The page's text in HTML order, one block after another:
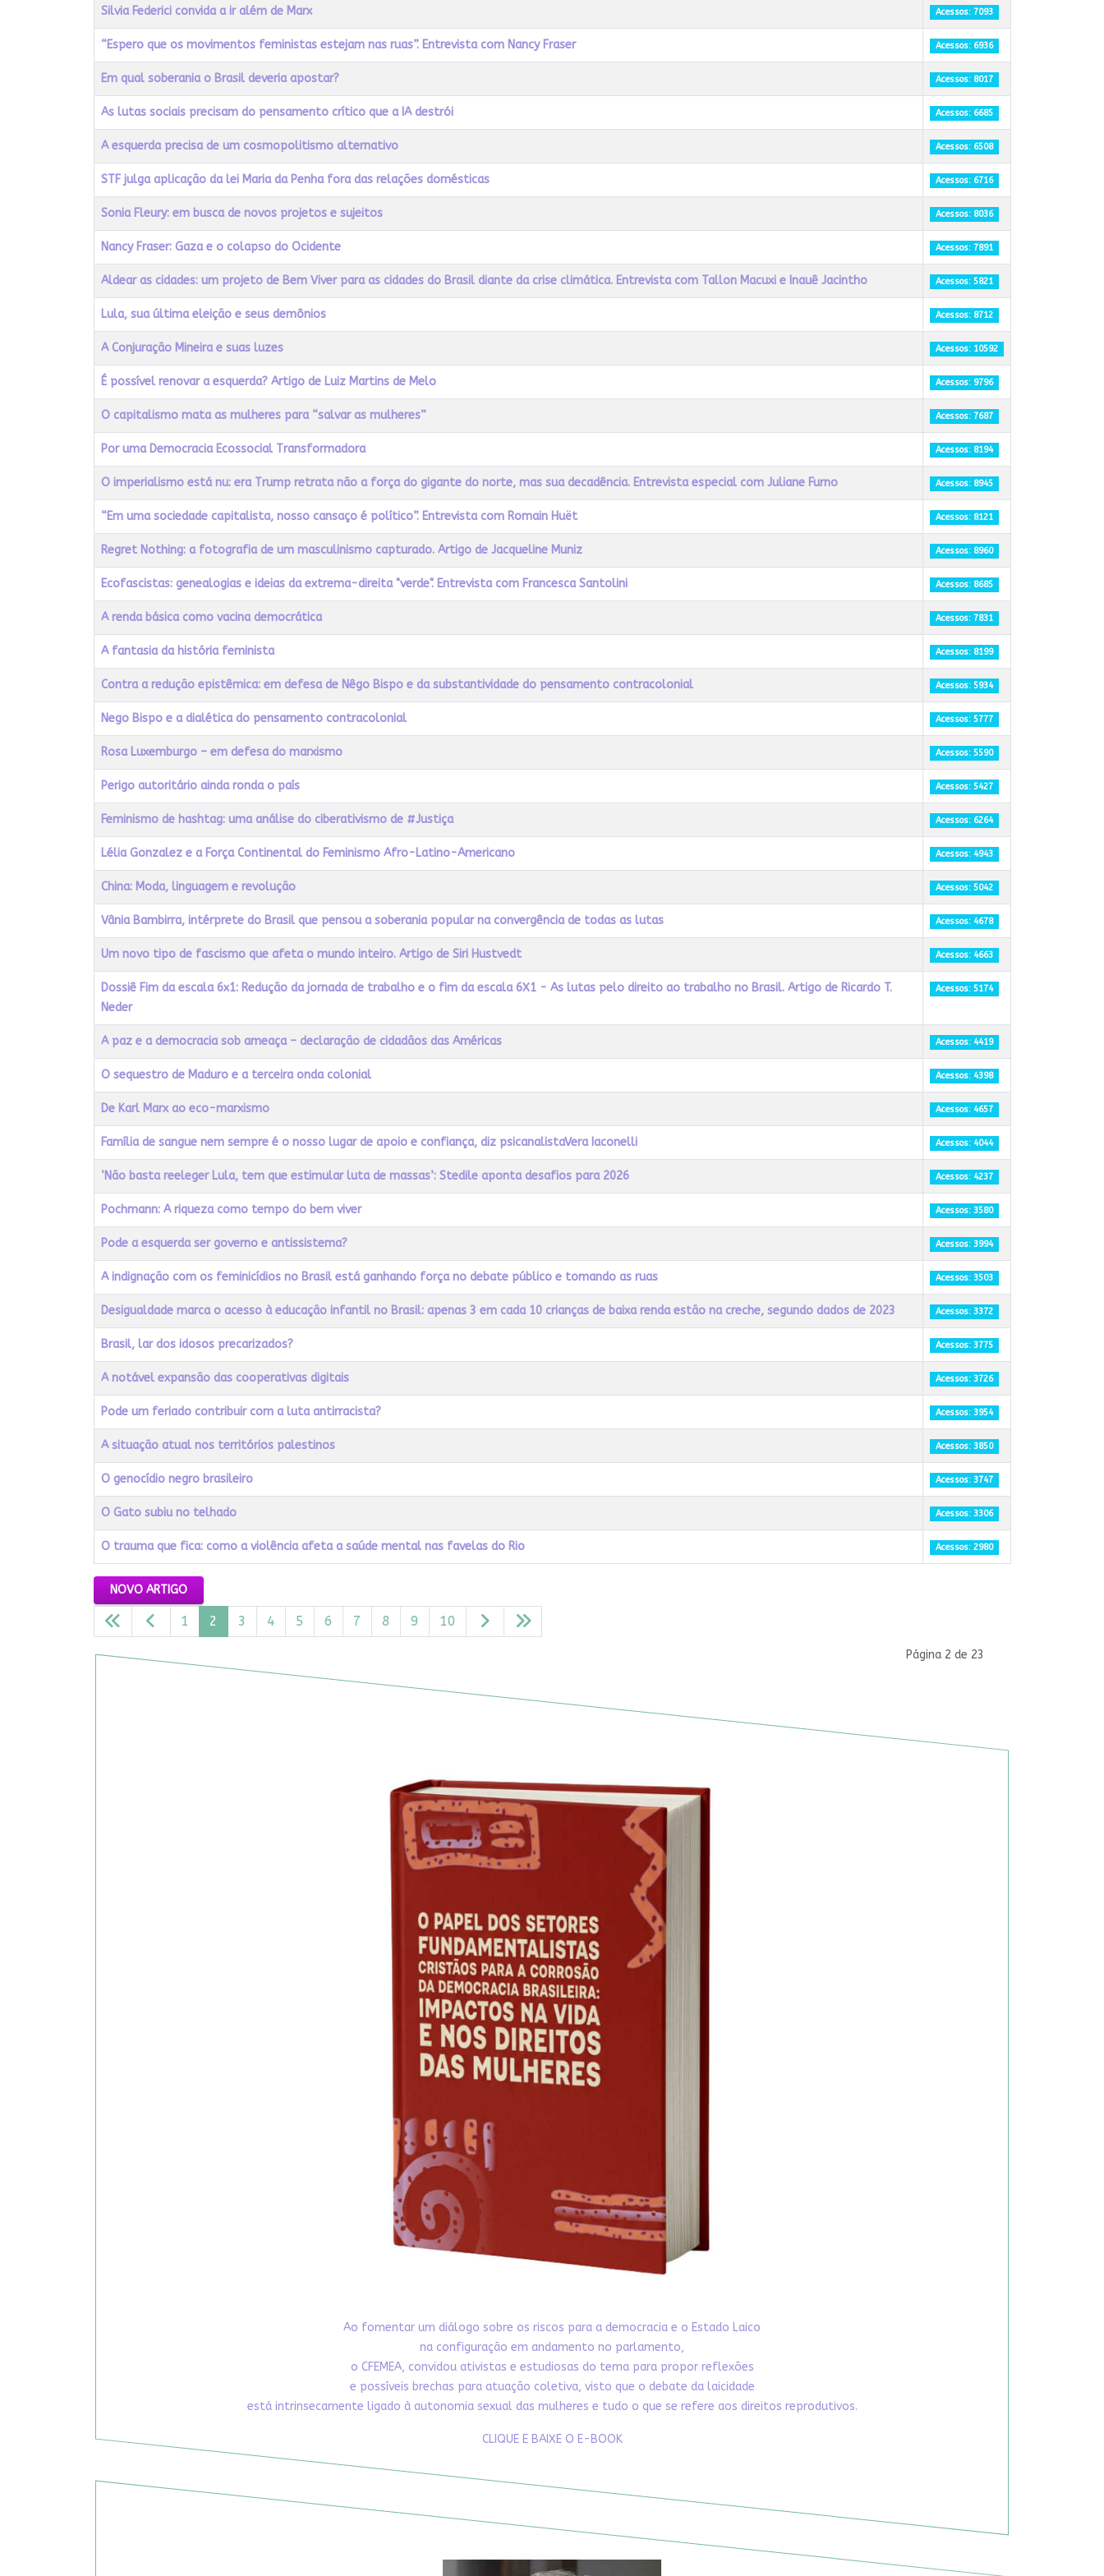
Título Acessos
Silvia Federici convida a ir além de Marx Acessos: 7093
“Espero que os movimentos feministas estejam nas ruas”. Entrevista com Nancy Fraser Acessos: 6936
Em qual soberania o Brasil deveria apostar? Acessos: 8017
As lutas sociais precisam do pensamento crítico que a IA destrói Acessos: 6685
A esquerda precisa de um cosmopolitismo alternativo Acessos: 6508
STF julga aplicação da lei Maria da Penha fora das relações domésticas Acessos: 6716
Sonia Fleury: em busca de novos projetos e sujeitos Acessos: 8036
Nancy Fraser: Gaza e o colapso do Ocidente Acessos: 7891
Aldear as cidades: um projeto de Bem Viver para as cidades do Brasil diante da crise climática. Entrevista com Tallon Macuxi e Inauê Jacintho Acessos: 5821
Lula, sua última eleição e seus demônios Acessos: 8712
A Conjuração Mineira e suas luzes Acessos: 10592
É possível renovar a esquerda? Artigo de Luiz Martins de Melo Acessos: 9796
O capitalismo mata as mulheres para “salvar as mulheres” Acessos: 7687
Por uma Democracia Ecossocial Transformadora Acessos: 8194
O imperialismo está nu: era Trump retrata não a força do gigante do norte, mas sua decadência. Entrevista especial com Juliane Furno Acessos: 8945
“Em uma sociedade capitalista, nosso cansaço é político”. Entrevista com Romain Huët Acessos: 8121
Regret Nothing: a fotografia de um masculinismo capturado. Artigo de Jacqueline Muniz Acessos: 8960
Ecofascistas: genealogias e ideias da extrema-direita "verde". Entrevista com Francesca Santolini Acessos: 8685
A renda básica como vacina democrática Acessos: 7831
A fantasia da história feminista Acessos: 8199
Contra a redução epistêmica: em defesa de Nêgo Bispo e da substantividade do pensamento contracolonial Acessos: 5934
Nego Bispo e a dialética do pensamento contracolonial Acessos: 5777
Rosa Luxemburgo – em defesa do marxismo Acessos: 5590
Perigo autoritário ainda ronda o país Acessos: 5427
Feminismo de hashtag: uma análise do ciberativismo de #Justiça Acessos: 6264
Lélia Gonzalez e a Força Continental do Feminismo Afro-Latino-Americano Acessos: 4943
China: Moda, linguagem e revolução Acessos: 5042
Vânia Bambirra, intérprete do Brasil que pensou a soberania popular na convergência de todas as lutas Acessos: 4678
Um novo tipo de fascismo que afeta o mundo inteiro. Artigo de Siri Hustvedt Acessos: 4663
Dossiê Fim da escala 6x1: Redução da jornada de trabalho e o fim da escala 6X1 - As lutas pelo direito ao trabalho no Brasil. Artigo de Ricardo T.
Neder
Acessos: 5174
A paz e a democracia sob ameaça – declaração de cidadãos das Américas Acessos: 4419
O sequestro de Maduro e a terceira onda colonial Acessos: 4398
De Karl Marx ao eco-marxismo Acessos: 4657
Família de sangue nem sempre é o nosso lugar de apoio e confiança, diz psicanalistaVera Iaconelli Acessos: 4044
‘Não basta reeleger Lula, tem que estimular luta de massas’: Stedile aponta desafios para 2026 Acessos: 4237
Pochmann: A riqueza como tempo do bem viver Acessos: 3580
Pode a esquerda ser governo e antissistema? Acessos: 3994
A indignação com os feminicídios no Brasil está ganhando força no debate público e tomando as ruas Acessos: 3503
Desigualdade marca o acesso à educação infantil no Brasil: apenas 3 em cada 10 crianças de baixa renda estão na creche, segundo dados de 2023 Acessos: 3372
Brasil, lar dos idosos precarizados? Acessos: 3775
A notável expansão das cooperativas digitais Acessos: 3726
Pode um feriado contribuir com a luta antirracista? Acessos: 3954
A situação atual nos territórios palestinos Acessos: 3850
O genocídio negro brasileiro Acessos: 3747
O Gato subiu no telhado Acessos: 3306
O trauma que fica: como a violência afeta a saúde mental nas favelas do Rio Acessos: 2980
NOVO ARTIGO
Página 2 de 23
1 2 3 4 5 6 7 8 9 10
Ao fomentar um diálogo sobre os riscos para a democracia e o Estado Laico
na configuração em andamento no parlamento,
o CFEMEA, convidou ativistas e estudiosas do tema para propor reflexões
e possíveis brechas para atuação coletiva, visto que o debate da laicidade
está intrinsecamente ligado à autonomia sexual das mulheres e tudo o que se refere aos direitos reprodutivos.
CLIQUE E BAIXE O E-BOOK